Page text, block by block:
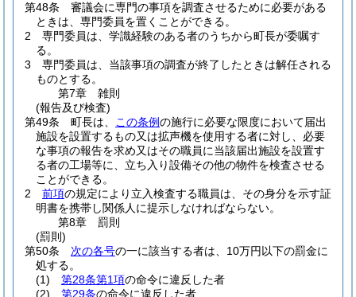
第48条
審議会に専門の事項を調査させるために必要がある
ときは、専門委員を置くことができる。
2
専門委員は、学識経験のある者のうちから町長が委嘱す
る。
3
専門委員は、当該事項の調査が終了したときは解任される
ものとする。
第7章
雑則
(報告及び検査)
第49条
町長は、 この条例の施行に必要な限度において届出
施設を設置するもの又は拡声機を使用する者に対し、必要
な事項の報告を求め又はその職員に当該届出施設を設置す
る者の工場等に、立ち入り設備その他の物件を検査させる
ことができる。
2
前項の規定により立入検査する職員は、その身分を示す証
明書を携帯し関係人に提示しなければならない。
第8章
罰則
(罰則)
第50条
次の各号の一に該当する者は、10万円以下の罰金に
処する。
(1)
第28条第1項の命令に違反した者
(2)
第29条の命令に違反した者